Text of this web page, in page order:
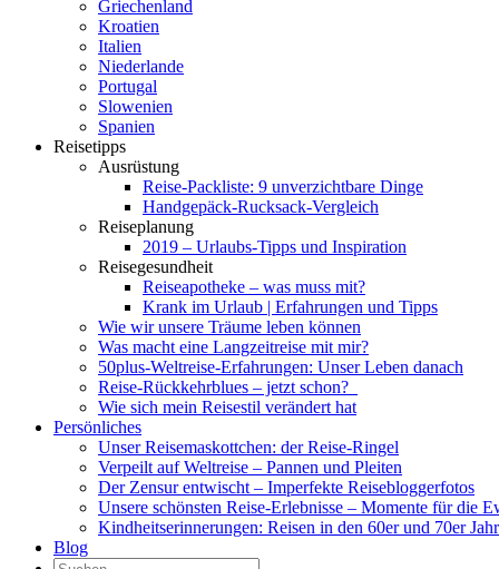
Griechenland
Kroatien
Italien
Niederlande
Portugal
Slowenien
Spanien
Reisetipps
Ausrüstung
Reise-Packliste: 9 unverzichtbare Dinge
Handgepäck-Rucksack-Vergleich
Reiseplanung
2019 – Urlaubs-Tipps und Inspiration
Reisegesundheit
Reiseapotheke – was muss mit?
Krank im Urlaub | Erfahrungen und Tipps
Wie wir unsere Träume leben können
Was macht eine Langzeitreise mit mir?
50plus-Weltreise-Erfahrungen: Unser Leben danach
Reise-Rückkehrblues – jetzt schon?
Wie sich mein Reisestil verändert hat
Persönliches
Unser Reisemaskottchen: der Reise-Ringel
Verpeilt auf Weltreise – Pannen und Pleiten
Der Zensur entwischt – Imperfekte Reisebloggerfotos
Unsere schönsten Reise-Erlebnisse – Momente für die
Kindheitserinnerungen: Reisen in den 60er und 70er
Blog